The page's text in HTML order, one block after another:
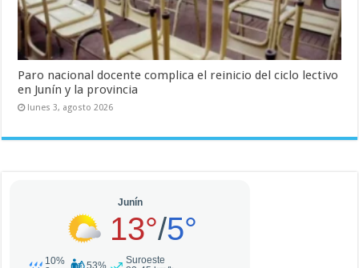
Paro nacional docente complica el reinicio del ciclo lectivo
en Junín y la provincia
lunes 3, agosto 2026